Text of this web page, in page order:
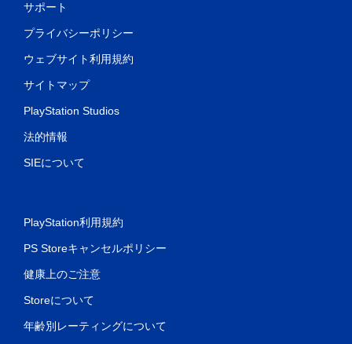
サポート
プライバシーポリシー
ウェブサイト利用規約
サイトマップ
PlayStation Studios
法的情報
SIEについて
PlayStation利用規約
PS Storeキャンセルポリシー
健康上のご注意
Storeについて
年齢別レーティングについて